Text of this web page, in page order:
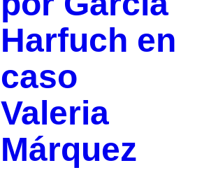
Harfuch en
caso
Valeria
Márquez